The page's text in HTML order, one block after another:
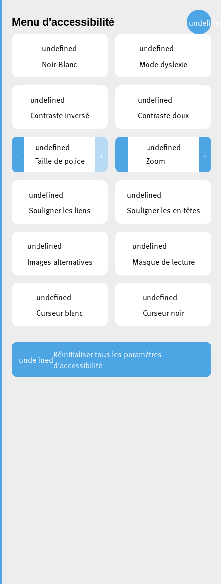
Administration
Menu d'accessibilité
undefined
Noir-Blanc
undefined
Mode dyslexie
undefined
Contraste inversé
undefined
Contraste doux
-
undefined
Taille de police
+ -
undefined
Zoom
+
undefined
Souligner les liens
undefined
Souligner les en-têtes
undefined
Images alternatives
undefined
Masque de lecture
undefined
Curseur blanc
undefined
Curseur noir
undefinedRéinitialiser tous les paramètres
d'accessibilité